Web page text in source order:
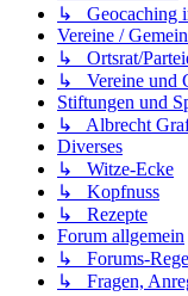
↳ Geocaching
Vereine /
↳ Ortsrat/
↳ Vereine und
Stiftungen und
↳ Albrecht Graf
Diverses
↳ Witze-Ecke
↳ Kopfnuss
↳ Rezepte
Forum allgemein
↳ Forums-
↳ Fragen,